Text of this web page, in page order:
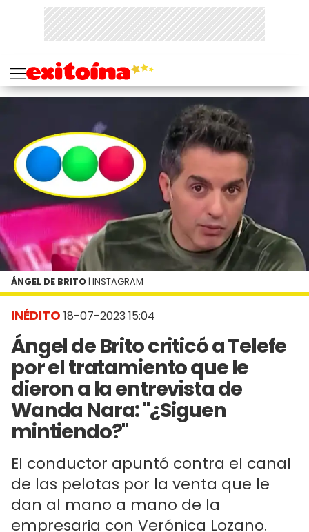
INÉDITO 18-07-2023 15:04
Ángel de Brito criticó a Telefe
por el tratamiento que le
dieron a la entrevista de
Wanda Nara: "¿Siguen
mintiendo?"
El conductor apuntó contra el canal
de las pelotas por la venta que le
dan al mano a mano de la
empresaria con Verónica Lozano.
ÁNGEL DE BRITO | INSTAGRAM